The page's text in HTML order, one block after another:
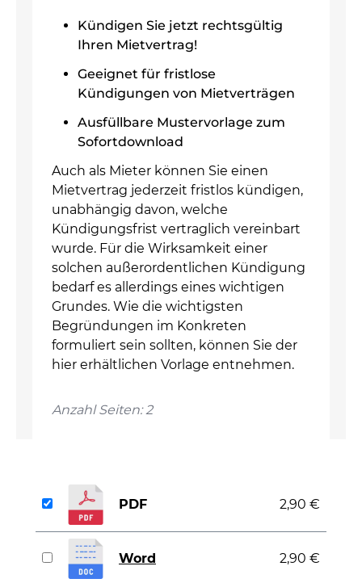
Kündigen Sie jetzt rechtsgültig
Ihren Mietvertrag!
Geeignet für fristlose
Kündigungen von Mietverträgen
Ausfüllbare Mustervorlage zum
Sofortdownload
Auch als Mieter können Sie einen
Mietvertrag jederzeit fristlos kündigen,
unabhängig davon, welche
Kündigungsfrist vertraglich vereinbart
wurde. Für die Wirksamkeit einer
solchen außerordentlichen Kündigung
bedarf es allerdings eines wichtigen
Grundes. Wie die wichtigsten
Begründungen im Konkreten
formuliert sein sollten, können Sie der
hier erhältlichen Vorlage entnehmen.
Anzahl Seiten: 2
PDF 2,90 €
Word 2,90 €